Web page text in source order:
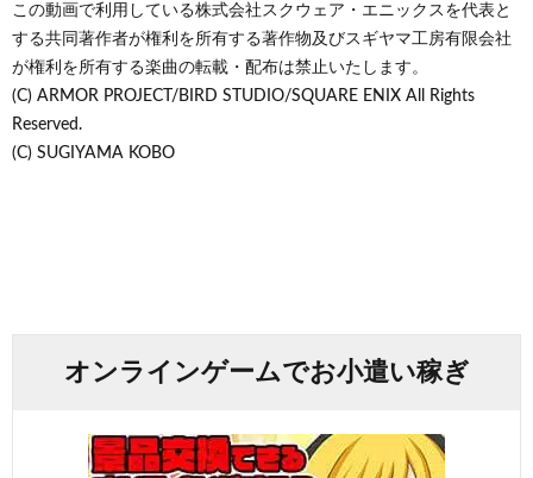
この動画で利用している株式会社スクウェア・エニックスを代表と
する共同著作者が権利を所有する著作物及びスギヤマ工房有限会社
が権利を所有する楽曲の転載・配布は禁止いたします。
(C) ARMOR PROJECT/BIRD STUDIO/SQUARE ENIX All Rights
Reserved.
(C) SUGIYAMA KOBO
オンラインゲームでお小遣い稼ぎ